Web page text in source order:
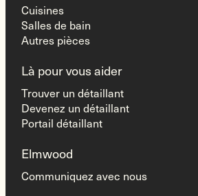
Cuisines
Salles de bain
Autres pièces
Là pour vous aider
Trouver un détaillant
Devenez un détaillant
Portail détaillant
Elmwood
Communiquez avec nous